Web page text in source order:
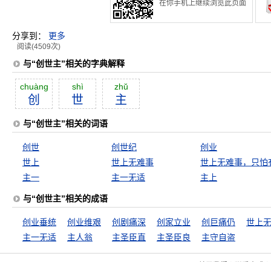
在你手机上继续浏览此页面
分享到： 更多
阅读(4509次)
与“创世主”相关的字典解释
chuàng
创
shì
世
zhŭ
主
与“创世主”相关的词语
创世 创世纪
创业
世上
世上无难事
主一
主一无适 主上
与“创世主”相关的成语
创业垂统 创业维艰 创剧痛深 创家立业
创巨痛仍
主一无适
主人翁 主圣臣直 主圣臣良 主守自盗